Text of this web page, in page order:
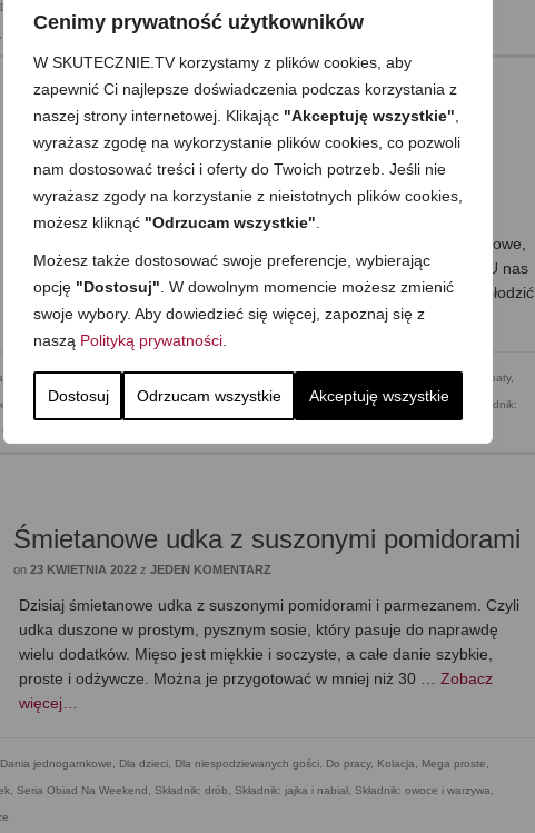
Cenimy prywatność użytkowników
W SKUTECZNIE.TV korzystamy z plików cookies, aby
zapewnić Ci najlepsze doświadczenia podczas korzystania z
naszej strony internetowej. Klikając "Akceptuję wszystkie"
wyrażasz zgodę na wykorzystanie plików cookies, co pozwoli
nam dostosować treści i oferty do Twoich potrzeb. Jeśli nie
wyrażasz zgody na korzystanie z nieistotnych plików cookies,
możesz kliknąć "Odrzucam wszystkie"
Możesz także dostosować swoje preferencje, wybierając
opcję "Dostosuj" . W dowolnym momencie możesz zmienić
swoje wybory. Aby dowiedzieć się więcej, zapoznaj się z
naszą Polityką prywatności
Dostosuj Odrzucam wszystkie Akceptuję wszystkie
Dla dzieci
, Składnik: owoce i warzywa Składnik: wieprzowina
Racuchy z jabłkiem z cynamonowym
pudrem (bez mąki)
30 KWIETNIA 2022 z 5 KOMENTARZY
Dzisiaj racuchy z jabłkiem (lub placuszki), ale takie nie do końca typowe,
bo bez klasycznej mąki. Są banalnie proste i szybkie do zrobienia. U nas
zawsze bez cukru, więc są bardzo uniwersalne i dlatego można je słodzić
dodatkami (np. puder, …Zobacz więcej…
Bezmleczna,Coś z niczego,Desery,Dla dzieci,Dla niespodziewanych gości Do kawy czy herbaty,
placki, placuszki Niskowęglowodanowe, KETO/LCHF , Przekąska,Przekąski Słodkie Składnik:
Śmietanowe udka z suszonymi pomidorami
on23 KWIETNIA 2022 zJEDEN KOMENTARZ
Dzisiaj śmietanowe udka z suszonymi pomidorami i parmezanem. Czyli
udka duszone w prostym, pysznym sosie, który pasuje do naprawdę
wielu dodatków. Mięso jest miękkie i soczyste, a całe danie szybkie,
proste i odżywcze. Można je przygotować w mniej niż 30 …Zobacz
więcej…
Dania jednogarnkowe, Dla dzieci, Dla niespodziewanych gości, Do pracy, Kolacja, Mega proste,
, Seria Obiad Na Weekend, Składnik: drób, Składnik: jajka i nabiał, Składnik: owoce i warzywa,